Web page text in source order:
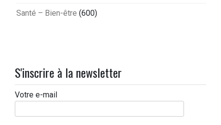
Santé – Bien-être (600)
S'inscrire à la newsletter
Votre e-mail